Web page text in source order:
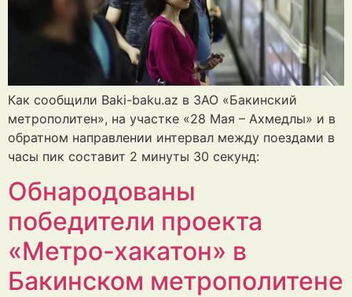
Как сообщили Baki-baku.az в ЗАО «Бакинский
метрополитен», на участке «28 Мая – Ахмедлы» и в
обратном направлении интервал между поездами в
часы пик составит 2 минуты 30 секунд:
Обнародованы
победители проекта
«Метро-хакатон» в
Бакинском метрополитене